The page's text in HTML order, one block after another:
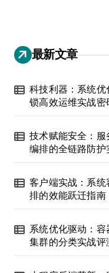
最新文章
科技利器：系统
锁高效运维实战密
技术赋能安全：
编排的全链路防护
客户端实战：系
排的效能跃迁指南
系统优化驱动：
集群的分类实战评